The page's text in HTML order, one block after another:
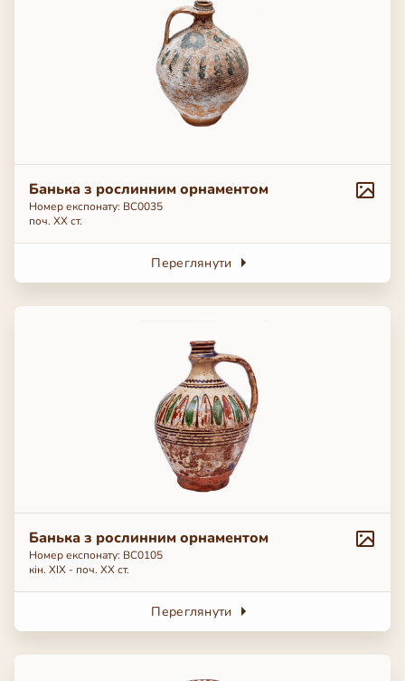
Банька з рослинним орнаментом
Номер експонату: BC0035
поч. ХХ ст.
Переглянути
Банька з рослинним орнаментом
Номер експонату: BC0105
кін. ХІХ - поч. ХХ ст.
Переглянути